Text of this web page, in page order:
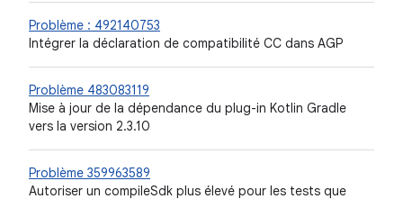
Problème : 492140753
Intégrer la déclaration de compatibilité CC dans AGP
Problème 483083119
Mise à jour de la dépendance du plug-in Kotlin Gradle
vers la version 2.3.10
Problème 359963589
Autoriser un compileSdk plus élevé pour les tests que